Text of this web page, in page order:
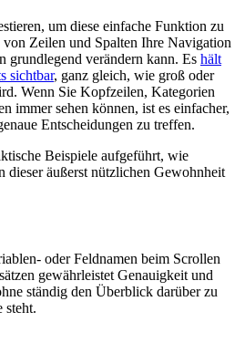
um diese einfache Funktion zu
Zeilen und Spalten Ihre Navigation
grundlegend verändern kann. Es hält
sichtbar, ganz gleich, wie groß oder
Wenn Sie Kopfzeilen, Kategorien
immer sehen können, ist es einfacher,
Entscheidungen zu treffen.
Beispiele aufgeführt, wie
dieser äußerst nützlichen Gewohnheit
oder Feldnamen beim Scrollen
gewährleistet Genauigkeit und
ständig den Überblick darüber zu
steht.